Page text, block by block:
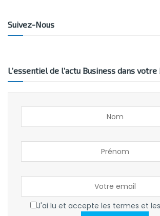
Suivez-Nous
L’essentiel de l’actu Business dans
J'ai lu et accepte les termes et